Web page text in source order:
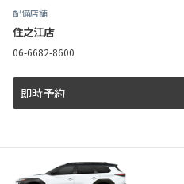
配備店舗
住之江店
06-6682-8600
即時予約